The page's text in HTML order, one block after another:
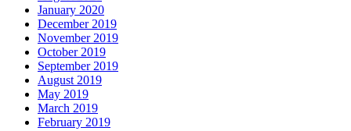
January 2020
December 2019
November 2019
October 2019
September 2019
August 2019
May 2019
March 2019
February 2019